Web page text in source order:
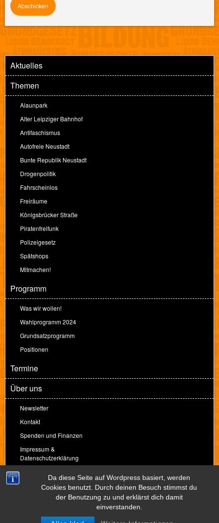
Da diese Seite auf Wordpress basiert, werden
Cookies benutzt. Durch deinen Besuch stimmst du
der Benutzung zu und erklärst dich damit
einverstanden.
Aktuelles
Themen
Alaunpark
Alter Leipziger Bahnhof
Antifaschismus
Autofreie Neustadt
Bunte Republik Neustadt
Drogenpolitik
Fahrscheinlos
Freiräume
Königsbrücker Straße
Piratenfreifunk
Polizeigesetz
Spätshops
Mitmachen!
Programm
Was wir wollen!
Wahlprogramm 2024
Grundsatzprogramm
Positionen
Termine
Über uns
Newsletter
Kontakt
Spenden und Finanzen
Impressum &
Datenschutzerklärung
Spenden
Theme by